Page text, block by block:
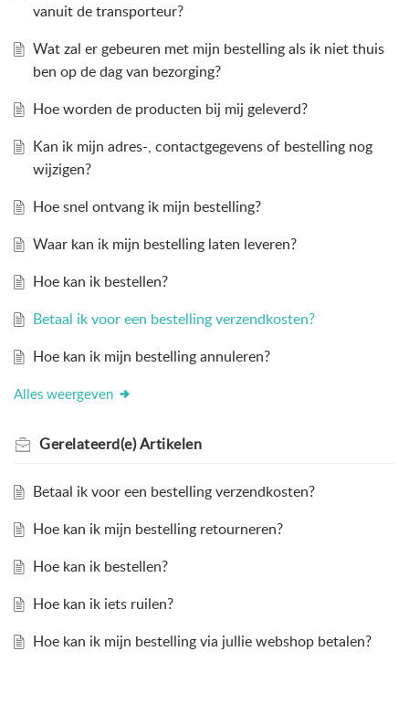
vanuit de transporteur?
Wat zal er gebeuren met mijn bestelling als ik niet thuis
ben op de dag van bezorging?
Hoe worden de producten bij mij geleverd?
Kan ik mijn adres-, contactgegevens of bestelling nog
wijzigen?
Hoe snel ontvang ik mijn bestelling?
Waar kan ik mijn bestelling laten leveren?
Hoe kan ik bestellen?
Betaal ik voor een bestelling verzendkosten?
Hoe kan ik mijn bestelling annuleren?
Alles weergeven
Gerelateerd(e)Artikelen
Betaal ik voor een bestelling verzendkosten?
Hoe kan ik mijn bestelling retourneren?
Hoe kan ik bestellen?
Hoe kan ik iets ruilen?
Hoe kan ik mijn bestelling via jullie webshop betalen?